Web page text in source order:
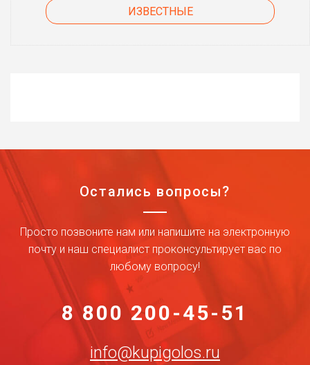
ИЗВЕСТНЫЕ
Остались вопросы?
Просто позвоните нам или напишите на электронную
почту и наш специалист проконсультирует вас по
любому вопросу!
8 800 200-45-51
info@kupigolos.ru